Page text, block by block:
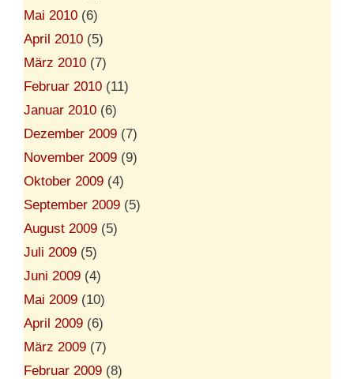
Mai 2010 (6)
April 2010 (5)
März 2010 (7)
Februar 2010 (11)
Januar 2010 (6)
Dezember 2009 (7)
November 2009 (9)
Oktober 2009 (4)
September 2009 (5)
August 2009 (5)
Juli 2009 (5)
Juni 2009 (4)
Mai 2009 (10)
April 2009 (6)
März 2009 (7)
Februar 2009 (8)